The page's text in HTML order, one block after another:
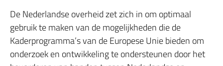
De Nederlandse overheid zet zich in om optimaal
gebruik te maken van de mogelijkheden die de
Kaderprogramma’s van de Europese Unie bieden om
onderzoek en ontwikkeling te ondersteunen door het